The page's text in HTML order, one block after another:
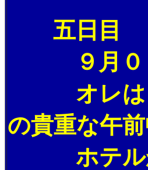
五日目
９月０３
オレは２
の貴重な午
ホテルか